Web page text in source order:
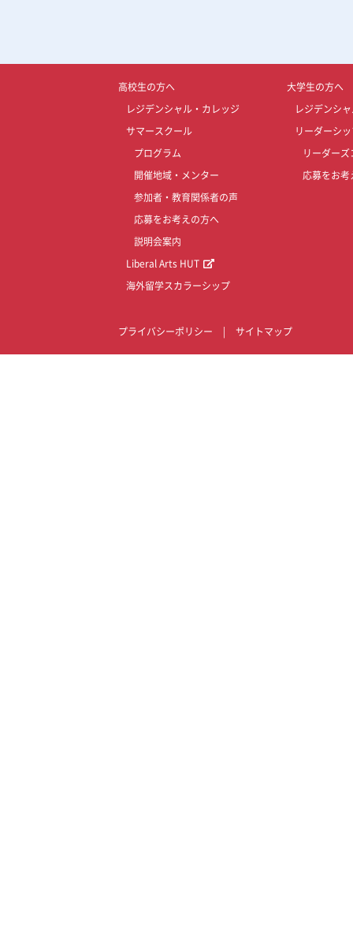
高校生の方へ
レジデンシャル・カレッジ
サマースクール
プログラム
開催地域・メンター
参加者・教育関係者の声
応募をお考えの方へ
説明会案内
Liberal Arts HUT
海外留学スカラーシップ
大学生の方へ
レジデンシ
リーダーシ
リーダーズ
応募をお考
プライバシーポリシー サイトマップ